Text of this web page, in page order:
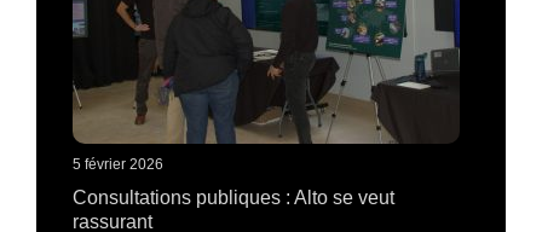
5 février 2026
Consultations publiques : Alto se veut
rassurant